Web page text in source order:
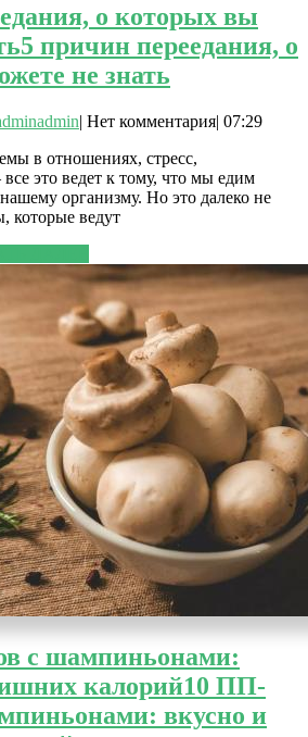
о которых вы
5 причин переедания, о
не знать
admin| Нет комментария| 07:29
в отношениях, стресс,
это ведет к тому, что мы едим
организму. Но это далеко не
которые ведут
с шампиньонами:
калорий10 ПП-
вкусно и